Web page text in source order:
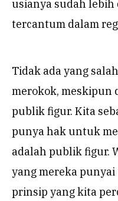
usianya sudah
tercantum dalam
Tidak ada yang
merokok, meskipun
publik figur. Kita
punya hak untuk
adalah publik figur.
yang mereka
prinsip yang kita